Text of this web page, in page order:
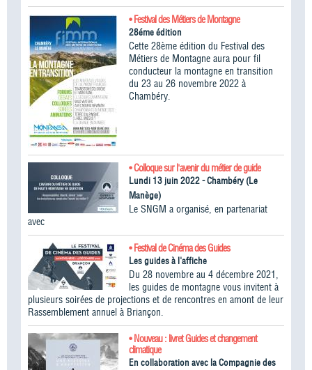
• Festival des Métiers de Montagne
28éme édition
Cette 28ème édition du Festival des
Métiers de Montagne aura pour fil
conducteur la montagne en transition
du 23 au 26 novembre 2022 à
Chambéry.
• Colloque sur l'avenir du métier de guide
Lundi 13 juin 2022 - Chambéry (Le
Manège)
Le SNGM a organisé, en partenariat
avec
• Festival de Cinéma des Guides
Les guides à l'affiche
Du 28 novembre au 4 décembre 2021,
les guides de montagne vous invitent à
plusieurs soirées de projections et de rencontres en amont de leur
Rassemblement annuel à Briançon.
• Nouveau : livret Guides et changement
climatique
En collaboration avec la Compagnie des